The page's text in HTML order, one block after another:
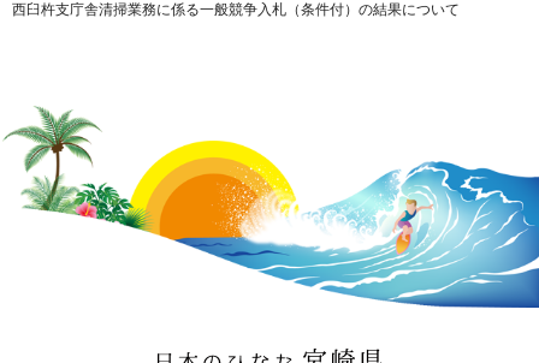
西臼杵支庁舎清掃業務に係る一般競争入札（条件付）の結果について